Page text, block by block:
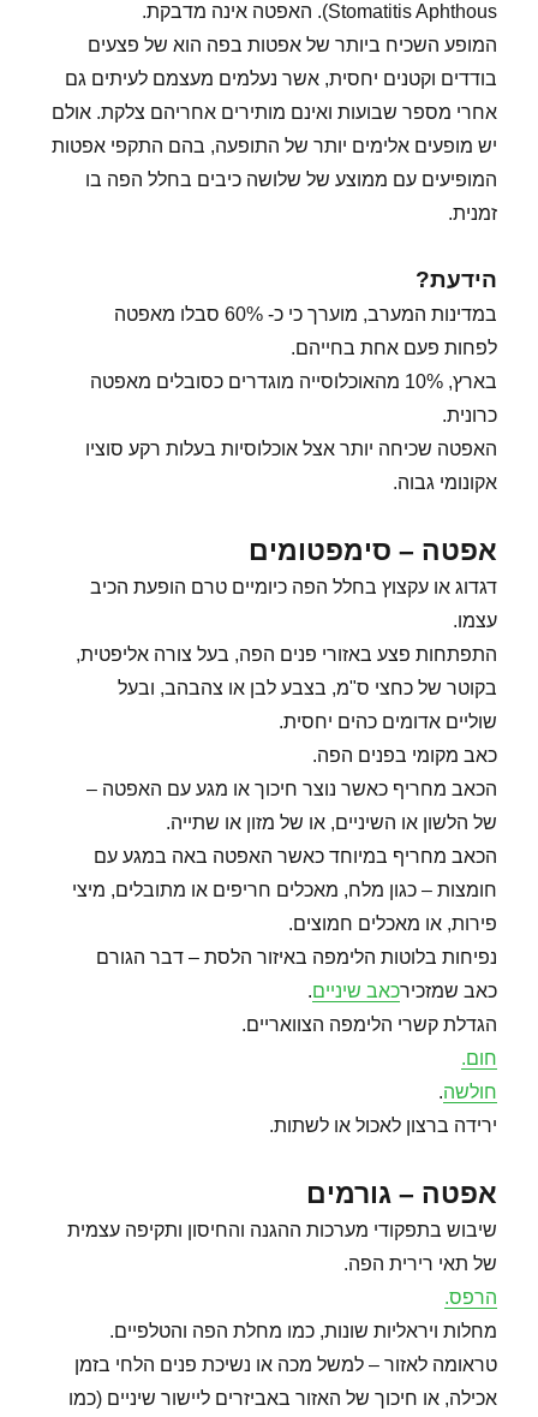
Stomatitis Aphthous). האפטה אינה מדבקת.
המופע השכיח ביותר של אפטות בפה הוא של פצעים
בודדים וקטנים יחסית, אשר נעלמים מעצמם לעיתים גם
אחרי מספר שבועות ואינם מותירים אחריהם צלקת. אולם
יש מופעים אלימים יותר של התופעה, בהם התקפי אפטות
המופיעים עם ממוצע של שלושה כיבים בחלל הפה בו
זמנית.
הידעת?
במדינות המערב, מוערך כי כ- 60% סבלו מאפטה
לפחות פעם אחת בחייהם.
בארץ, 10% מהאוכלוסייה מוגדרים כסובלים מאפטה
כרונית.
האפטה שכיחה יותר אצל אוכלוסיות בעלות רקע סוציו
אקונומי גבוה.
אפטה – סימפטומים
דגדוג או עקצוץ בחלל הפה כיומיים טרם הופעת הכיב
עצמו.
התפתחות פצע באזורי פנים הפה, בעל צורה אליפטית,
בקוטר של כחצי ס"מ, בצבע לבן או צהבהב, ובעל
שוליים אדומים כהים יחסית.
כאב מקומי בפנים הפה.
הכאב מחריף כאשר נוצר חיכוך או מגע עם האפטה –
של הלשון או השיניים, או של מזון או שתייה.
הכאב מחריף במיוחד כאשר האפטה באה במגע עם
חומצות – כגון מלח, מאכלים חריפים או מתובלים, מיצי
פירות, או מאכלים חמוצים.
נפיחות בלוטות הלימפה באיזור הלסת – דבר הגורם
כאב שמזכירכאב שיניים.
הגדלת קשרי הלימפה הצוואריים.
חום.
חולשה.
ירידה ברצון לאכול או לשתות.
אפטה – גורמים
שיבוש בתפקודי מערכות ההגנה והחיסון ותקיפה עצמית
של תאי רירית הפה.
הרפס.
מחלות ויראליות שונות, כמו מחלת הפה והטלפיים.
טראומה לאזור – למשל מכה או נשיכת פנים הלחי בזמן
אכילה, או חיכוך של האזור באביזרים ליישור שיניים (כמו